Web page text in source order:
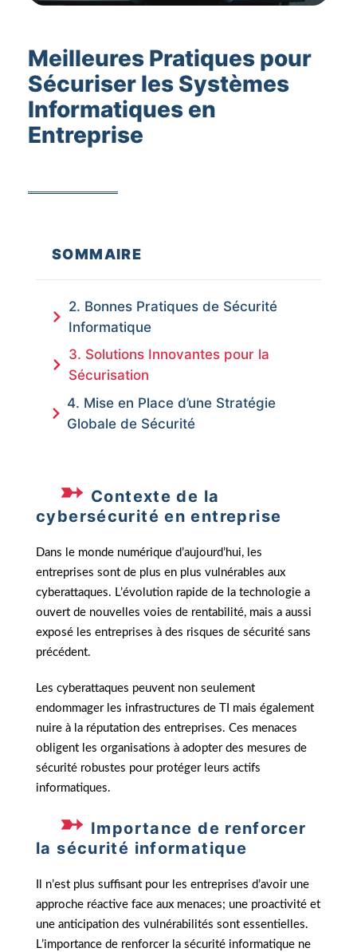
Meilleures Pratiques pour
Sécuriser les Systèmes
Informatiques en
Entreprise
SOMMAIRE
2. Bonnes Pratiques de Sécurité
Informatique
3. Solutions Innovantes pour la
Sécurisation
4. Mise en Place d’une Stratégie
Globale de Sécurité
Contexte de la
cybersécurité en entreprise
Dans le monde numérique d’aujourd’hui, les
entreprises sont de plus en plus vulnérables aux
cyberattaques. L’évolution rapide de la technologie a
ouvert de nouvelles voies de rentabilité, mais a aussi
exposé les entreprises à des risques de sécurité sans
précédent.
Les cyberattaques peuvent non seulement
endommager les infrastructures de TI mais également
nuire à la réputation des entreprises. Ces menaces
obligent les organisations à adopter des mesures de
sécurité robustes pour protéger leurs actifs
informatiques.
Importance de renforcer
la sécurité informatique
Il n’est plus suffisant pour les entreprises d’avoir une
approche réactive face aux menaces; une proactivité et
une anticipation des vulnérabilités sont essentielles.
L’importance de renforcer la sécurité informatique ne